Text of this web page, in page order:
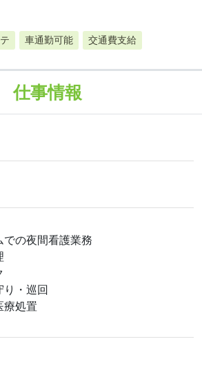
車通勤可能 交通費支給
仕事情報
の夜間看護業務
り・巡回
療処置